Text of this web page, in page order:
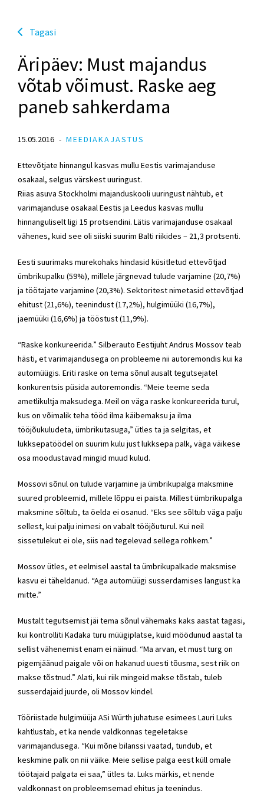
Tagasi
Äripäev: Must majandus
võtab võimust. Raske aeg
paneb sahkerdama
15.05.2016 MEEDIAKAJASTUS
Ettevõtjate hinnangul kasvas mullu Eestis varimajanduse
osakaal, selgus värskest uuringust.
Riias asuva Stockholmi majanduskooli uuringust nähtub, et
varimajanduse osakaal Eestis ja Leedus kasvas mullu
hinnanguliselt ligi 15 protsendini. Lätis varimajanduse osakaal
vähenes, kuid see oli siiski suurim Balti riikides – 21,3 protsenti.
Eesti suurimaks murekohaks hindasid küsitletud ettevõtjad
ümbrikupalku (59%), millele järgnevad tulude varjamine (20,7%)
ja töötajate varjamine (20,3%). Sektoritest nimetasid ettevõtjad
ehitust (21,6%), teenindust (17,2%), hulgimüüki (16,7%),
jaemüüki (16,6%) ja tööstust (11,9%).
“Raske konkureerida.” Silberauto Eestijuht Andrus Mossov teab
hästi, et varimajandusega on probleeme nii autoremondis kui ka
automüügis. Eriti raske on tema sõnul ausalt tegutsejatel
konkurentsis püsida autoremondis. “Meie teeme seda
ametlikultja maksudega. Meil on väga raske konkureerida turul,
kus on võimalik teha tööd ilma käibemaksu ja ilma
tööjõukuludeta, ümbrikutasuga,” ütles ta ja selgitas, et
lukksepatöödel on suurim kulu just lukksepa palk, väga väikese
osa moodustavad mingid muud kulud.
Mossovi sõnul on tulude varjamine ja ümbrikupalga maksmine
suured probleemid, millele lõppu ei paista. Millest ümbrikupalga
maksmine sõltub, ta öelda ei osanud. “Eks see sõltub väga palju
sellest, kui palju inimesi on vabalt tööjõuturul. Kui neil
sissetulekut ei ole, siis nad tegelevad sellega rohkem.”
Mossov ütles, et eelmisel aastal ta ümbrikupalkade maksmise
kasvu ei täheldanud. “Aga automüügi susserdamises langust ka
mitte.”
Mustalt tegutsemist jäi tema sõnul vähemaks kaks aastat tagasi,
kui kontrolliti Kadaka turu müügiplatse, kuid möödunud aastal ta
sellist vähenemist enam ei näinud. “Ma arvan, et must turg on
pigemjäänud paigale või on hakanud uuesti tõusma, sest riik on
makse tõstnud.” Alati, kui riik mingeid makse tõstab, tuleb
susserdajaid juurde, oli Mossov kindel.
Tööriistade hulgimüüja ASi Würth juhatuse esimees Lauri Luks
kahtlustab, et ka nende valdkonnas tegeletakse
varimajandusega. “Kui mõne bilanssi vaatad, tundub, et
keskmine palk on nii väike. Meie sellise palga eest küll omale
töötajaid palgata ei saa,” ütles ta. Luks märkis, et nende
valdkonnast on probleemsemad ehitus ja teenindus.